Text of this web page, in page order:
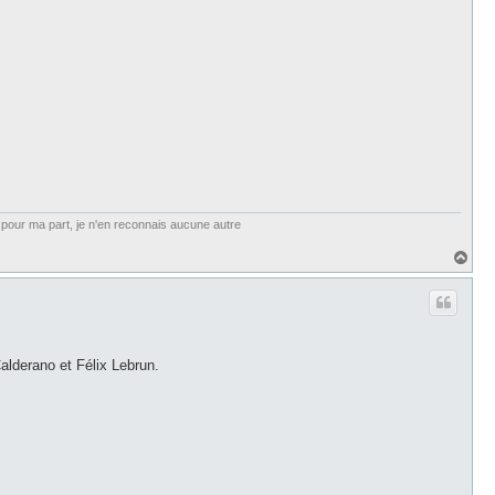
ma part, je n'en reconnais aucune autre
a
et Félix Lebrun.